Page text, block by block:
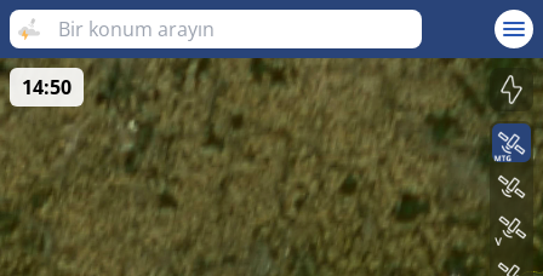
14:50